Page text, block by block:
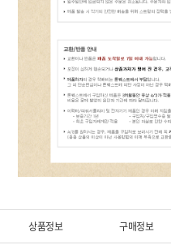
상품정보 구매정보